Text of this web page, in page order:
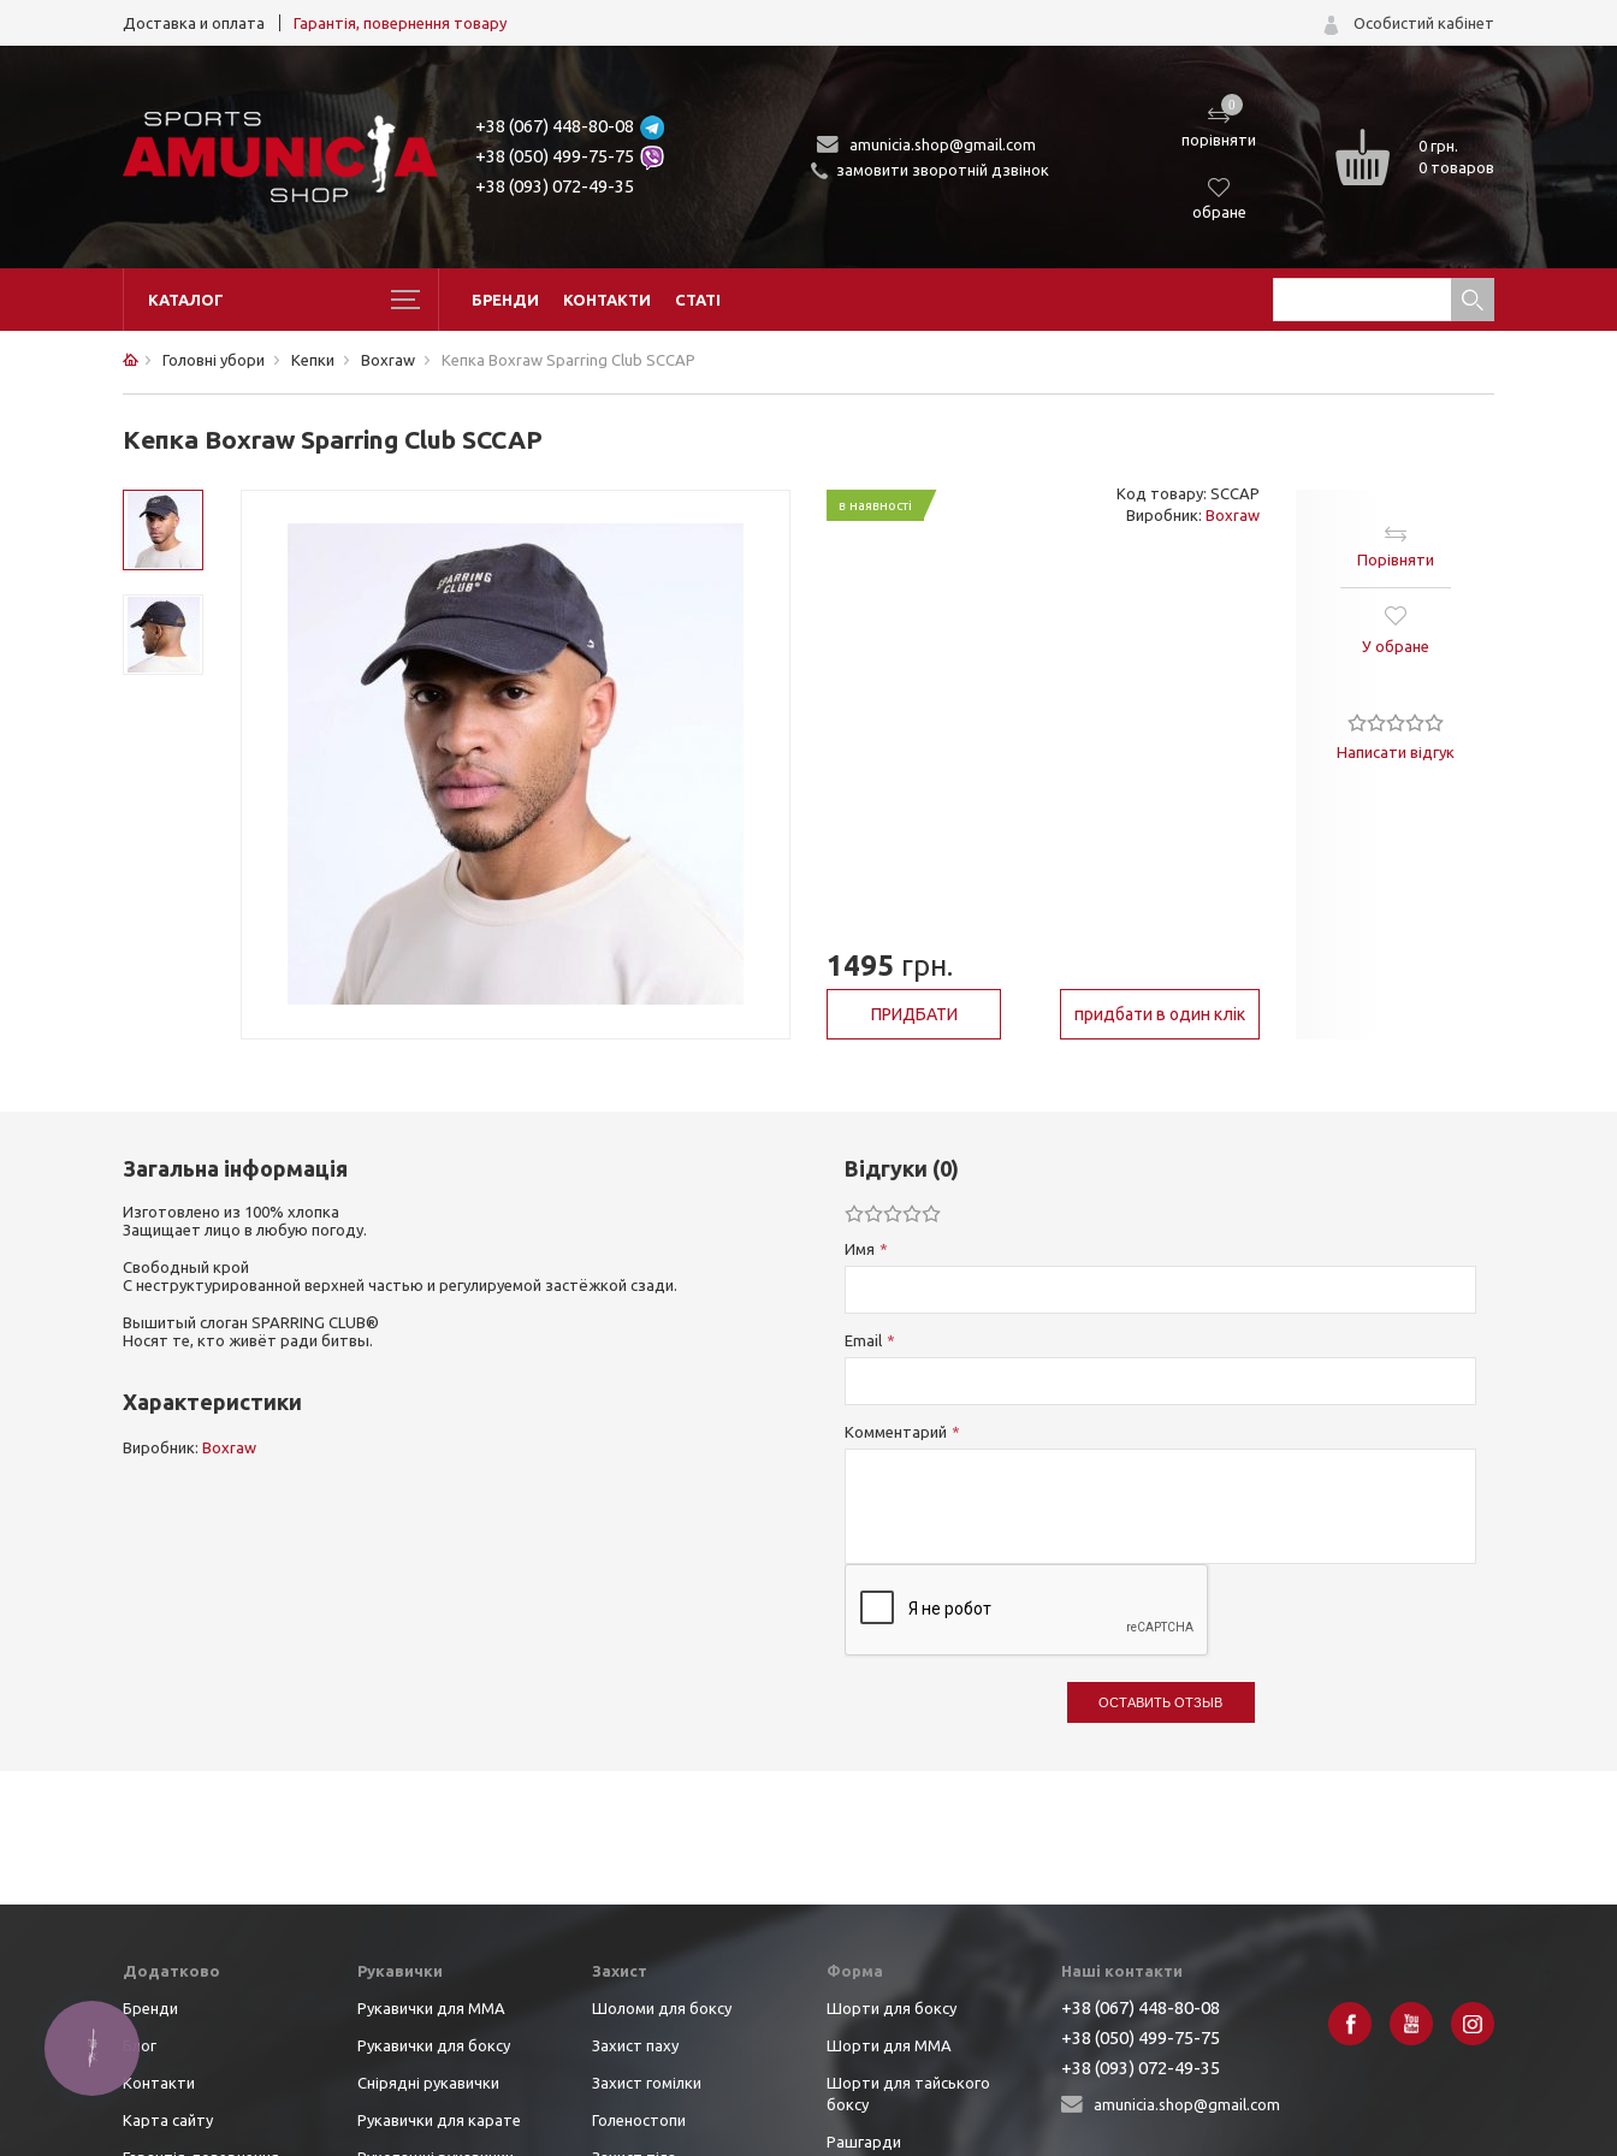
Доставка и оплата Гарантія, повернення товару Особистий кабінет
+38 (067) 448-80-08
+38 (050) 499-75-75
+38 (093) 072-49-35
amunicia.shop@gmail.com
замовити зворотній дзвінок
0
порівняти
обране
0грн.
0 товаров
КАТАЛОГ БРЕНДИ КОНТАКТИ СТАТІ
Головні убори Кепки Boxraw Кепка Boxraw Sparring Club SCCAP
Кепка Boxraw Sparring Club SCCAP
в наявності
Код товару: SCCAP
Виробник: Boxraw
1495 грн.
ПРИДБАТИ придбати в один клік
Порівняти
У обране
Написати відгук
Загальна інформація
Изготовлено из 100% хлопка
Защищает лицо в любую погоду.
Свободный крой
С неструктурированной верхней частью и регулируемой застёжкой сзади.
Вышитый слоган SPARRING CLUB®
Носят те, кто живёт ради битвы.
Характеристики
Виробник: Boxraw
Відгуки (0)
Имя
Email
Комментарий
ОСТАВИТЬ ОТЗЫВ
Додатково
Бренди
Блог
Контакти
Карта сайту
Рукавички
Рукавички для ММА
Рукавички для боксу
Снірядні рукавички
Рукавички для карате
Захист
Шоломи для боксу
Захист паху
Захист гомілки
Голеностопи
Форма
Шорти для боксу
Шорти для ММА
Шорти для тайського
боксу
Рашгарди
Наші контакти
+38 (067) 448-80-08
+38 (050) 499-75-75
+38 (093) 072-49-35
amunicia.shop@gmail.com